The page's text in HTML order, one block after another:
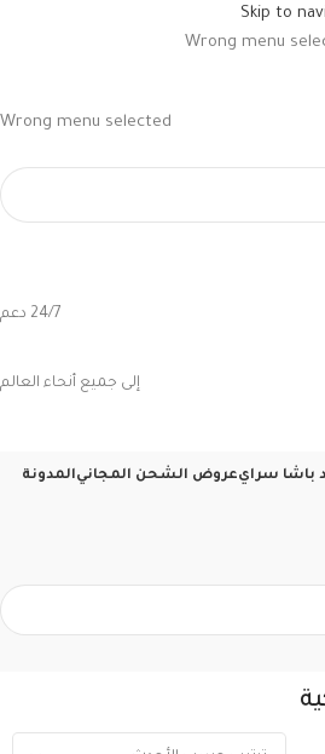
Skip to
Wrong menu
Wrong menu selected
24/7 دعم
إلى جميع أنحاء العالم
باشا سرايعروض الشحن المجانيالمدونة